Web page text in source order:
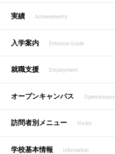
実績 Achievements
入学案内 Entrance Guide
就職支援 Employment
オープンキャンパス Opencampus
訪問者別メニュー Visitor
学校基本情報 Information